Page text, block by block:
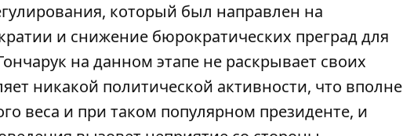
который был направлен на
и снижение бюрократических преград для
на данном этапе не раскрывает своих
никакой политической активности, что вполне
веса и при таком популярном президенте, и